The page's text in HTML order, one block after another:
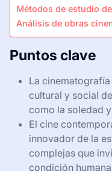
Métodos de estudio
Análisis de obras
Puntos clave
La
cultural y social
como la soledad
El cine
innovador de la
complejas que
condición